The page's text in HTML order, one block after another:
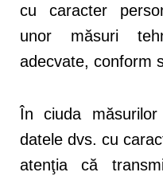
cu caracter
unor măsuri
adecvate, conform
În ciuda
datele dvs. cu
atenţia că